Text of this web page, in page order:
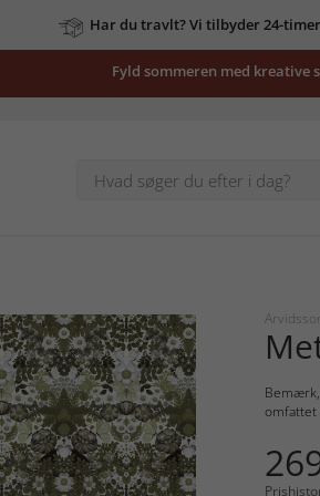
Har du travlt? Vi tilbyder 24-
Fyld sommeren med kreative
omfattet